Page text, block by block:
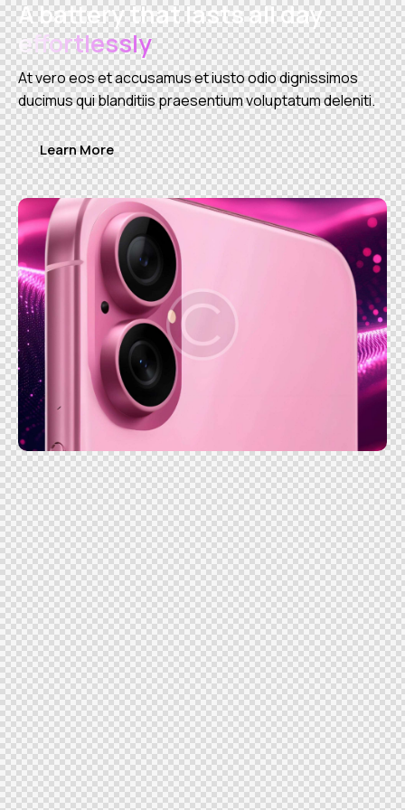
A battery that lasts all day
effortlessly
At vero eos et accusamus et iusto odio dignissimos
ducimus qui blanditiis praesentium voluptatum deleniti.
Learn More